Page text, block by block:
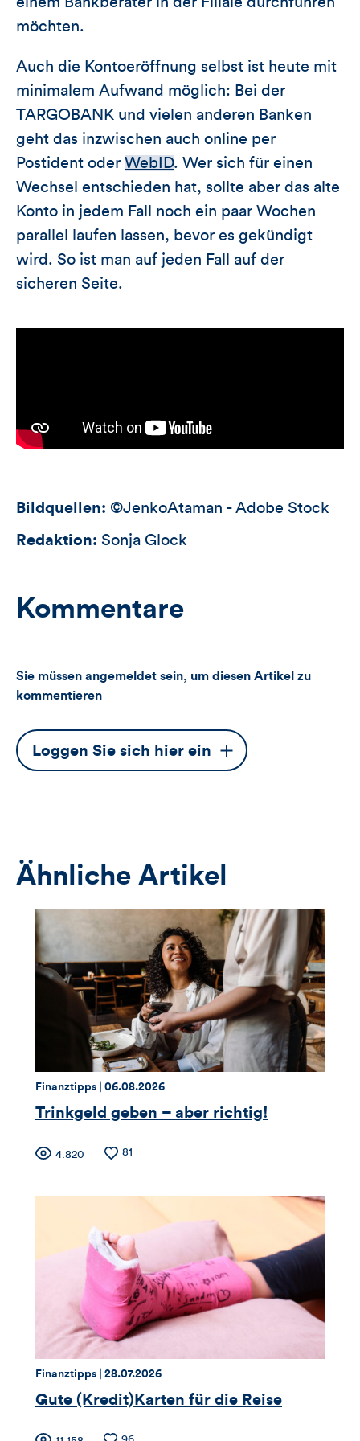
möchten.
Auch die Kontoeröffnung selbst ist heute mit
minimalem Aufwand möglich: Bei der
TARGOBANK und vielen anderen Banken
geht das inzwischen auch online per
Postident oder WebID. Wer sich für einen
Wechsel entschieden hat, sollte aber das alte
Konto in jedem Fall noch ein paar Wochen
parallel laufen lassen, bevor es gekündigt
wird. So ist man auf jeden Fall auf der
sicheren Seite.
Bildquellen: ©JenkoAtaman - Adobe Stock
Redaktion: Sonja Glock
Kommentare
Sie müssen angemeldet sein, um diesen Artikel zu
kommentieren
Dieser
Button
Loggen Sie sich hier ein
Ähnliche Artikel
Thema:
Finanztipps | Datum:
06.08.2026
Trinkgeld geben – aber richtig!
Zähler
für
Views,
Likes
und
Kommentare
dieses
Artikels
Anzahl4.820
Anzahl
81
Thema:
Finanztipps | Datum:
28.07.2026
Gute (Kredit)Karten für die Reise